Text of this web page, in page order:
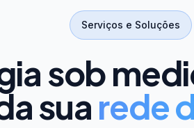
Serviços e Soluções
sob
suarede